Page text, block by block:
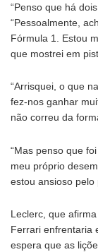
“Penso que há
“Pessoalmente,
Fórmula 1. Estou
que mostrei em
“Arrisquei, o que
fez-nos ganhar
não correu da
“Mas penso que
meu próprio
estou ansioso pelo
Leclerc, que
Ferrari enfrentaria
espera que as